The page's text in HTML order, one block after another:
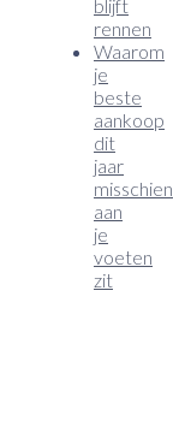
blijft
rennen
Waarom
je
beste
aankoop
dit
jaar
misschien
aan
je
voeten
zit